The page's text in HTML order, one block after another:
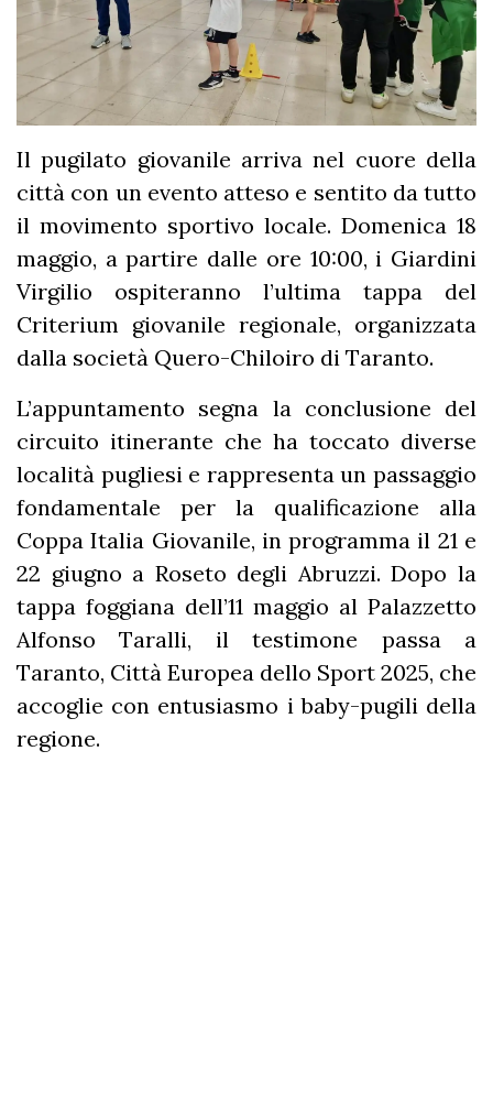
Il pugilato giovanile arriva nel cuore della
città con un evento atteso e sentito da tutto
il movimento sportivo locale. Domenica 18
maggio, a partire dalle ore 10:00, i Giardini
Virgilio ospiteranno l’ultima tappa del
Criterium giovanile regionale, organizzata
dalla società Quero-Chiloiro di Taranto.
L’appuntamento segna la conclusione del
circuito itinerante che ha toccato diverse
località pugliesi e rappresenta un passaggio
fondamentale per la qualificazione alla
Coppa Italia Giovanile, in programma il 21 e
22 giugno a Roseto degli Abruzzi. Dopo la
tappa foggiana dell’11 maggio al Palazzetto
Alfonso Taralli, il testimone passa a
Taranto, Città Europea dello Sport 2025, che
accoglie con entusiasmo i baby-pugili della
regione.